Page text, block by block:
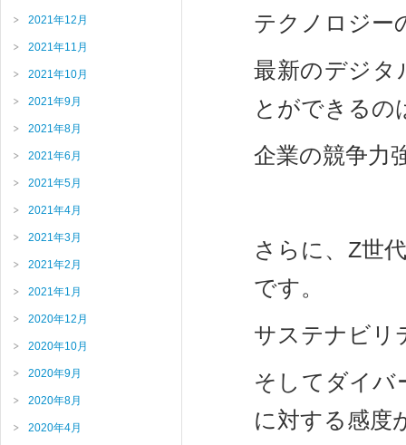
テクノロジー
最新のデジタ
とができるの
企業の競争力
さらに、Z世
です。
サステナビリ
そしてダイバ
に対する感度
2021年12月
2021年11月
2021年10月
2021年9月
2021年8月
2021年6月
2021年5月
2021年4月
2021年3月
2021年2月
2021年1月
2020年12月
2020年10月
2020年9月
2020年8月
2020年4月